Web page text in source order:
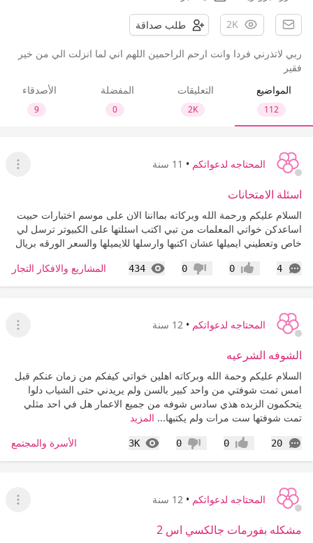
2K طلب صداقة
ربي لاتذرني فردا وانت ارحم الراحمين اللهم اني لما انزلت الي من خير
فقير
المواضيع
112
التعليقات
2K
المفضلة
0
الأصدقاء
9
المحتاجه لدعواتكم • 11 سنة
عرض
اسئلة الامتحانات
السلام عليكم ورحمة الله وبركاته بمااننا الان على موسم اختبارات حبيت
اساعدكن خواتي المعلمات من تبي اكتب اسئلتها على الكبيوتر ترسل لي
خاص وتعطيني ايميلها عشان اكتبها وارسلها للايميلها والسعر الورقه بريال
4
التعليقات إعجاب0 عدم إعجاب
0
434
المشاهدات المشاريع والافكار
المحتاجه لدعواتكم • 12 سنة
عرض
الشوفه الشرعيه
السلام عليكم وحمة الله وبركاته اهلين خواتي كيفكم من زمان عنكم قبل
امس تمت شوفتي من واحد كبير بالسن ولم يريدني حتى الشياب دلوا
يتحكمون الزبده هذي سادس شوفه من جميع الاعمار هل في احد مثلي
تمت شوفتها ست مرات ولم يكتبها... المزيد
20
التعليقات إعجاب0 عدم إعجاب
0
3K
المشاهدات الأسرة والمجتمع
المحتاجه لدعواتكم • 12 سنة
عرض
مشكله بفورمات جالكسي اس 2